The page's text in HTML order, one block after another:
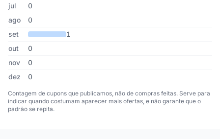
jul
0
ago
0
set
1
out
0
nov
0
dez
0
Contagem de cupons que publicamos, não de compras feitas. Serve para
indicar quando costumam aparecer mais ofertas, e não garante que o
padrão se repita.